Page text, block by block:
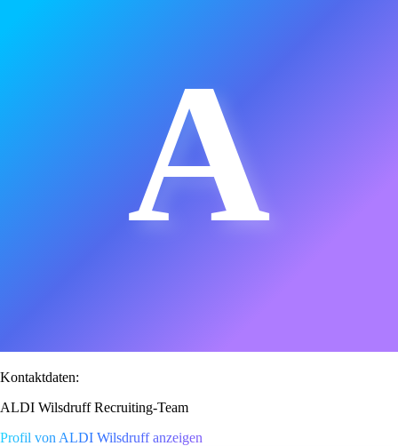
A
Kontaktdaten:
ALDI Wilsdruff Recruiting-Team
Profil von ALDI Wilsdruff anzeigen